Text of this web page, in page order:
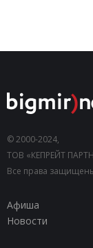
© 2000-2024,
ТОВ «КЕПРЕЙТ
Все права
Афиша
Новости